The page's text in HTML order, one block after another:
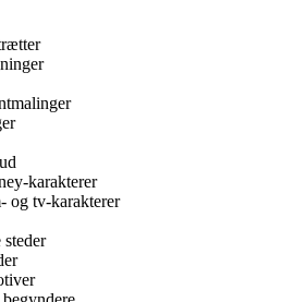
karakterer
og tv-karakterer